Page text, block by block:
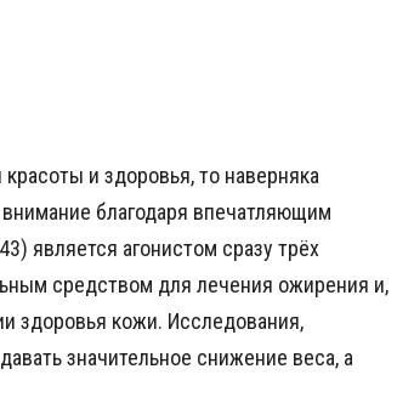
и здоровья, то наверняка
благодаря впечатляющим
является агонистом сразу трёх
средством для лечения ожирения и,
здоровья кожи. Исследования,
значительное снижение веса, а